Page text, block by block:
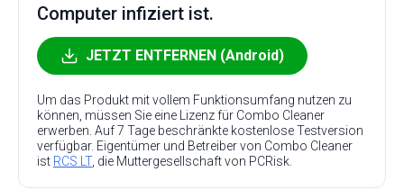
Computer infiziert ist.
JETZT ENTFERNEN (Android)
Um das Produkt mit vollem Funktionsumfang nutzen zu
können, müssen Sie eine Lizenz für Combo Cleaner
erwerben. Auf 7 Tage beschränkte kostenlose Testversion
verfügbar. Eigentümer und Betreiber von Combo Cleaner
ist RCS LT, die Muttergesellschaft von PCRisk.